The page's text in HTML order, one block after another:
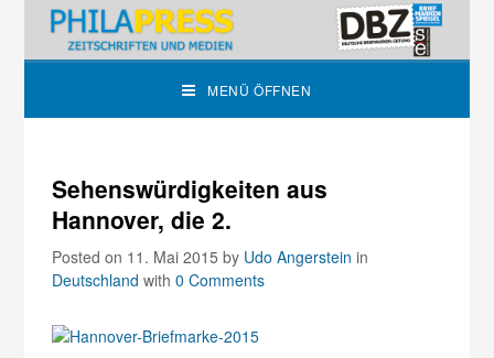
MENÜ ÖFFNEN
Sehenswürdigkeiten aus
Hannover, die 2.
Posted on 11. Mai 2015by Udo Angerstein in
Deutschland with0 Comments